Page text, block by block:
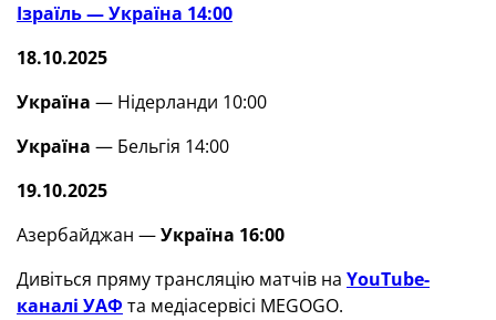
Ізраїль — Україна 14:00
18.10.2025
Україна — Нідерланди 10:00
Україна — Бельгія 14:00
19.10.2025
Азербайджан —Україна 16:00
Дивіться пряму трансляцію матчів на YouTube-
каналі УАФ та медіасервісі MEGOGO.